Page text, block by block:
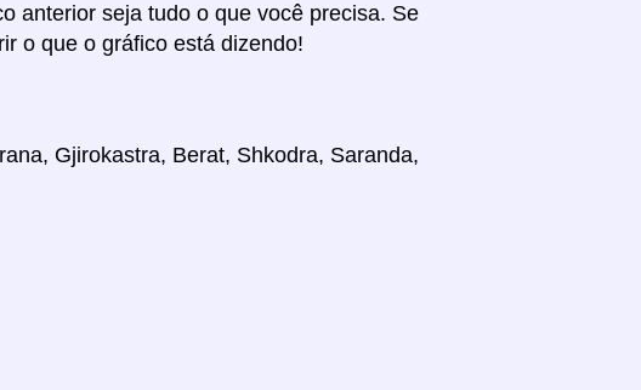
anterior seja tudo o que você precisa. Se
o que o gráfico está dizendo!
Gjirokastra, Berat, Shkodra, Saranda,